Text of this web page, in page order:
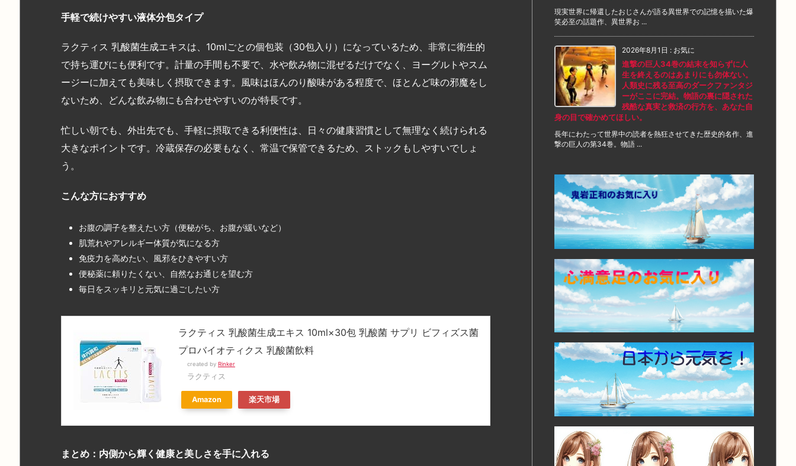
手軽で続けやすい液体分包タイプ
ラクティス 乳酸菌生成エキスは、10mlごとの個包装（30包入り）になっているため、非常に衛生的
で持ち運びにも便利です。計量の手間も不要で、水や飲み物に混ぜるだけでなく、ヨーグルトやスム
ージーに加えても美味しく摂取できます。風味はほんのり酸味がある程度で、ほとんど味の邪魔をし
ないため、どんな飲み物にも合わせやすいのが特長です。
忙しい朝でも、外出先でも、手軽に摂取できる利便性は、日々の健康習慣として無理なく続けられる
大きなポイントです。冷蔵保存の必要もなく、常温で保管できるため、ストックもしやすいでしょ
う。
こんな方におすすめ
お腹の調子を整えたい方（便秘がち、お腹が緩いなど）
肌荒れやアレルギー体質が気になる方
免疫力を高めたい、風邪をひきやすい方
便秘薬に頼りたくない、自然なお通じを望む方
毎日をスッキリと元気に過ごしたい方
ラクティス 乳酸菌生成エキス 10ml×30包 乳酸菌 サプリ ビフィズス菌
プロバイオティクス 乳酸菌飲料
created by Rinker
ラクティス
Amazon 楽天市場
まとめ：内側から輝く健康と美しさを手に入れる
現実世界に帰還したおじさんが語る異世界での記憶を描いた爆
笑必至の話題作、異世界お ...
2026年8月1日 : お気に
進撃の巨人34巻の結末を知らずに人
生を終えるのはあまりにも勿体ない。
人類史に残る至高のダークファンタジ
ーがここに完結。物語の裏に隠された
残酷な真実と救済の行方を、あなた自
身の目で確かめてほしい。
長年にわたって世界中の読者を熱狂させてきた歴史的名作、進
撃の巨人の第34巻。物語 ...